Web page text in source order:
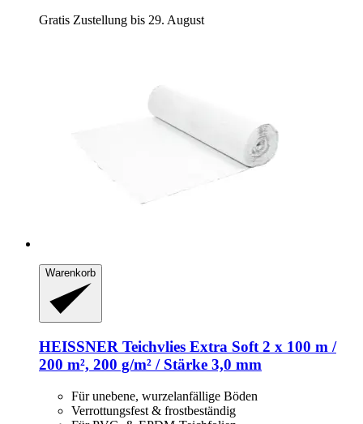
Gratis Zustellung bis 29. August
Warenkorb
HEISSNER Teichvlies Extra Soft 2 x 100 m /
200 m², 200 g/m² / Stärke 3,0 mm
Für unebene, wurzelanfällige Böden
Verrottungsfest & frostbeständig